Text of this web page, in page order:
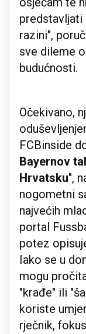
predstavljati
razini",
sve dileme
budućnosti.
Očekivano,
FCBinside
Bayernov
Hrvatsku",
nogometni
najvećih
portal
potez
Iako se u
mogu
"krađe" ili
koriste
rječnik,